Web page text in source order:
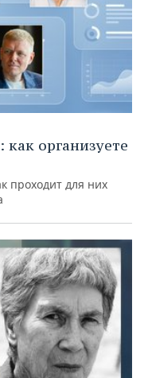
организуете
проходит для них